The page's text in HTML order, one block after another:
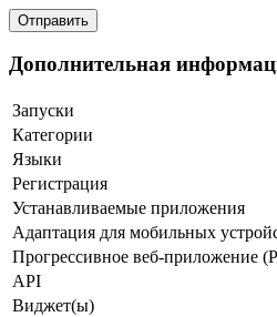
Дополнительная
Запуски
Категории
Языки
Регистрация
Устанавливаемые приложения
Адаптация для мобильных
Прогрессивное веб-приложение
API
Виджет(ы)